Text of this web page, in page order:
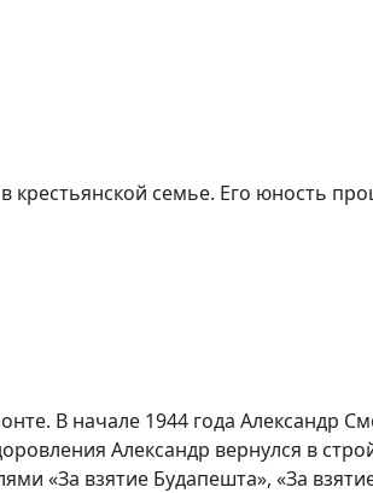
семье. Его юность
В начале 1944 года Александр
Александр вернулся в
«За взятие Будапешта», «За